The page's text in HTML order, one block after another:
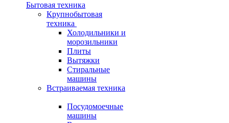
Бытовая техника
Крупнобытовая
техника
Холодильники и
морозильники
Плиты
Вытяжки
Стиральные
машины
Встраиваемая техника
Посудомоечные
машины